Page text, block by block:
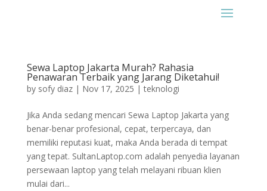
Sewa Laptop Jakarta Murah? Rahasia
Penawaran Terbaik yang Jarang Diketahui!
by sofy diaz| Nov 17, 2025 |teknologi
Jika Anda sedang mencari Sewa Laptop Jakarta yang
benar-benar profesional, cepat, terpercaya, dan
memiliki reputasi kuat, maka Anda berada di tempat
yang tepat. SultanLaptop.com adalah penyedia layanan
persewaan laptop yang telah melayani ribuan klien
mulai dari...